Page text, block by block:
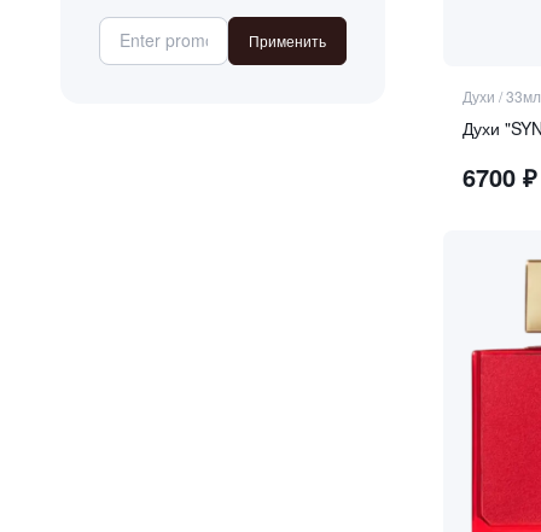
Духи /33мл
Духи
6700₽
ваниль
ветивер
Применить